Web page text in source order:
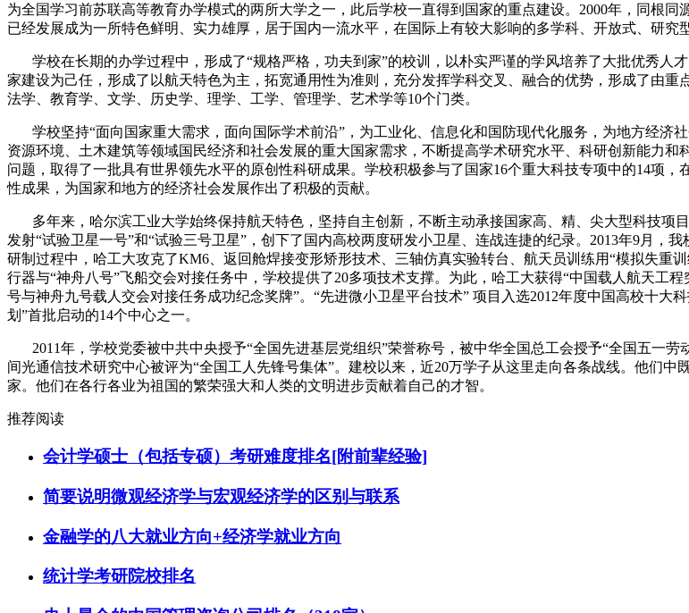
为全国学习前苏联高等教育办学模式的两所大学之一，此后学校一直得到国家的重点建设。 2000年，同根同
已经发展成为一所特色鲜明、实力雄厚，居于国内一流水平，在国际上有较大影响的多学科、开放式、研究
学校在长期的办学过程中，形成了“规格严格，功夫到家”的校训，以朴实严谨的学风培养了大批优秀
家建设为己任，形成了以航天特色为主，拓宽通用性为准则，充分发挥学科交叉、融合的优势，形成了由
法学、教育学、文学、历史学、理学、工学、管理学、艺术学等10个门类。
学校坚持“面向国家重大需求，面向国际学术前沿”，为工业化、信息化和国防现代化服务，为地方经济
资源环境、土木建筑等领域国民经济和社会发展的重大国家需求，不断提高学术研究水平、科研创新能力
问题，取得了一批具有世界领先水平的原创性科研成果。学校积极参与了国家16个重大科技专项中的14项，
性成果，为国家和地方的经济社会发展作出了积极的贡献。
多年来，哈尔滨工业大学始终保持航天特色，坚持自主创新，不断主动承接国家高、精、尖大型科技项
发射“试验卫星一号”和“试验三号卫星”，创下了国内高校两度研发小卫星、连战连捷的纪录。 2013年9月，我
研制过程中，哈工大攻克了KM6 、返回舱焊接变形矫形技术、三轴仿真实验转台、航天员训练用“模拟失重
行器与“神舟八号”飞船交会对接任务中，学校提供了20多项技术支撑。为此，哈工大获得“中国载人航天工
号与神舟九号载人交会对接任务成功纪念奖牌”。“先进微小卫星平台技术” 项目入选2012年度中国高校十大科
划”首批启动的14个中心之一。
2011年，学校党委被中共中央授予“全国先进基层党组织”荣誉称号，被中华全国总工会授予“全国五一劳
间光通信技术研究中心被评为“全国工人先锋号集体”。建校以来，近20万学子从这里走向各条战线。他们中
家。他们在各行各业为祖国的繁荣强大和人类的文明进步贡献着自己的才智。
推荐阅读
会计学硕士（包括专硕）考研难度排名[附前辈经验]
简要说明微观经济学与宏观经济学的区别与联系
金融学的八大就业方向+经济学就业方向
统计学考研院校排名